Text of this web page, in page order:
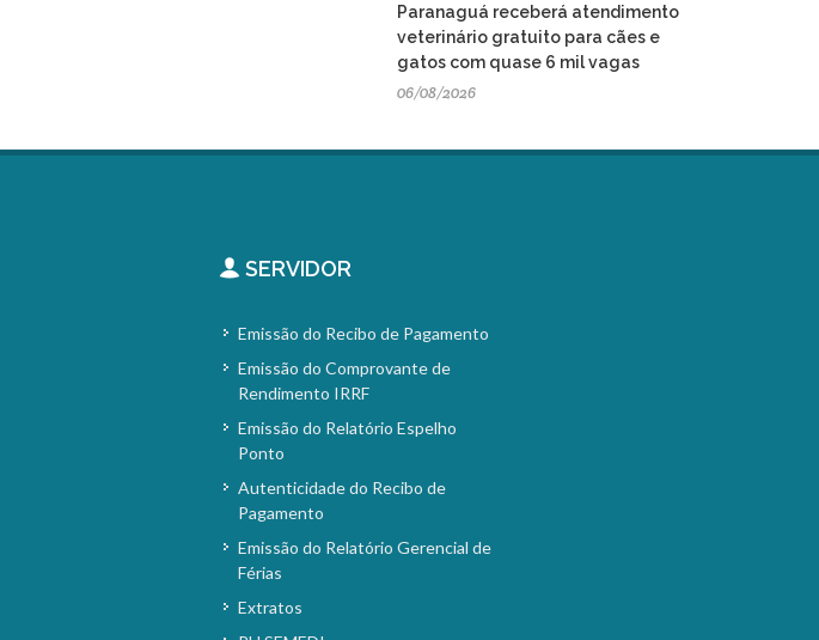
Paranaguá receberá atendimento
veterinário gratuito para cães e
gatos com quase 6 mil vagas
06/08/2026
SERVIDOR
Emissão do Recibo de Pagamento
Emissão do Comprovante de
Rendimento IRRF
Emissão do Relatório Espelho
Ponto
Autenticidade do Recibo de
Pagamento
Emissão do Relatório Gerencial de
Férias
Extratos